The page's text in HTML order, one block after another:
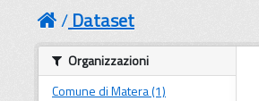
Dataset
Organizzazioni
Comune di Matera (1)